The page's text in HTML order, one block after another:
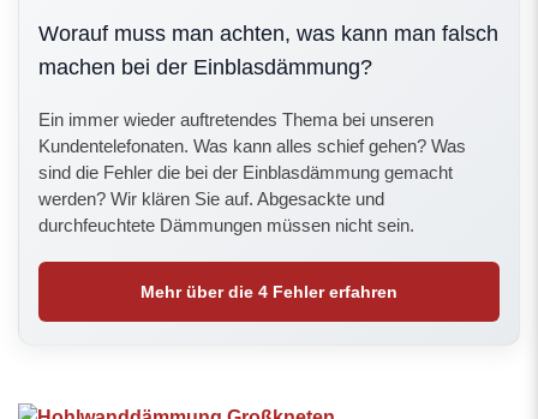
Worauf muss man achten, was kann man falsch
machen bei der Einblasdämmung?
Ein immer wieder auftretendes Thema bei unseren
Kundentelefonaten. Was kann alles schief gehen? Was
sind die Fehler die bei der Einblasdämmung gemacht
werden? Wir klären Sie auf. Abgesackte und
durchfeuchtete Dämmungen müssen nicht sein.
Mehr über die 4 Fehler erfahren